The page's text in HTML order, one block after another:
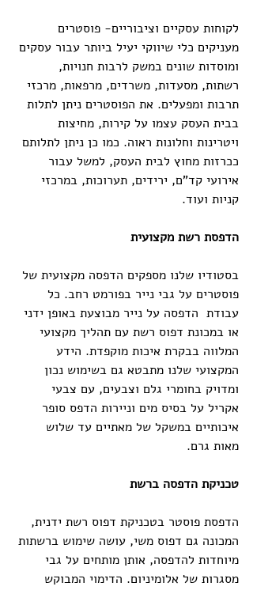
לקוחות עסקיים וציבוריים- פוסטרים
מעניקים כלי שיווקי יעיל ביותר עבור עסקים
ומוסדות שונים במשק לרבות חנויות,
רשתות, מסעדות, משרדים, מרפאות, מרכזי
תרבות ומפעלים. את הפוסטרים ניתן לתלות
בבית העסק עצמו על קירות, מחיצות
ויטרינות וחלונות ראוה. כמו כן ניתן לתלותם
ככרזות מחוץ לבית העסק, למשל עבור
אירועי קד"ם, ירידים, תערוכות, במרכזי
קניות ועוד.
הדפסת רשת מקצועית
בסטודיו שלנו מספקים הדפסה מקצועית של
פוסטרים על גבי נייר בפורמט רחב. כל
עבודת  הדפסה על נייר מבוצעת באופן ידני
או במכונת דפוס רשת עם תהליך מקצועי
המלווה בבקרת איכות מוקפדת. הידע
המקצועי שלנו מתבטא גם בשימוש נכון
ומדויק בחומרי גלם וצבעים, עם צבעי
אקריל על בסיס מים וניירות הדפס סופר
איכותיים במשקל של מאתיים עד שלוש
מאות גרם.
טכניקת הדפסה ברשת
הדפסת פוסטר בטכניקת דפוס רשת ידנית,
המכונה גם דפוס משי, עושה שימוש ברשתות
מיוחדות להדפסה, אותן מותחים על גבי
מסגרות של אלומיניום. הדימוי המבוקש